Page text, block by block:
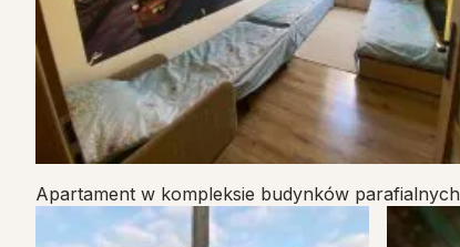
Apartament w kompleksie budynków parafialnych